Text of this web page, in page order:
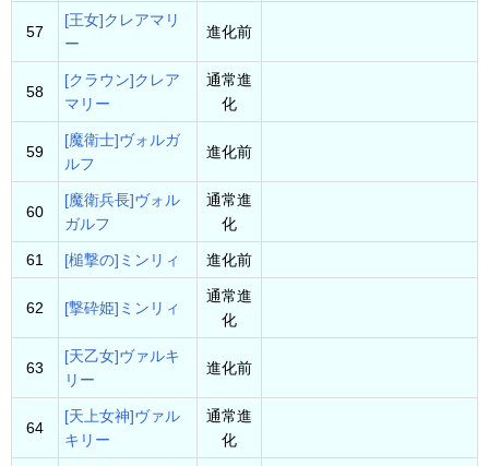
57
[王女]クレアマリ
ー
進化前
58
[クラウン]クレア
マリー
通常進
化
59
[魔衛士]ヴォルガ
ルフ
進化前
60
[魔衛兵長]ヴォル
ガルフ
通常進
化
61 [槌撃の]ミンリィ 進化前
62 [撃砕姫]ミンリィ
通常進
化
63
[天乙女]ヴァルキ
リー
進化前
64
[天上女神]ヴァル
キリー
通常進
化